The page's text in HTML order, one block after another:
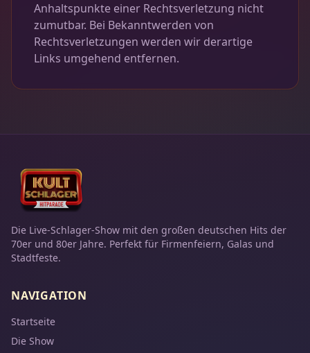
Anhaltspunkte einer Rechtsverletzung nicht
zumutbar. Bei Bekanntwerden von
Rechtsverletzungen werden wir derartige
Links umgehend entfernen.
Die Live-Schlager-Show mit den großen deutschen Hits der
70er und 80er Jahre. Perfekt für Firmenfeiern, Galas und
Stadtfeste.
NAVIGATION
Startseite
Die Show